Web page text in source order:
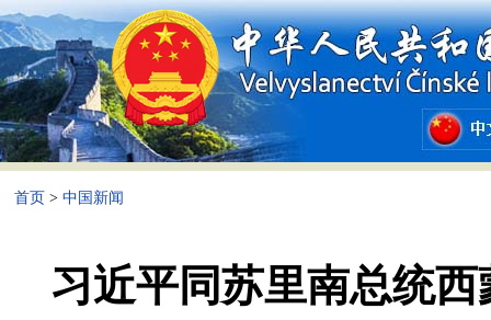
首页 > 中国新闻
习近平同苏里南总统